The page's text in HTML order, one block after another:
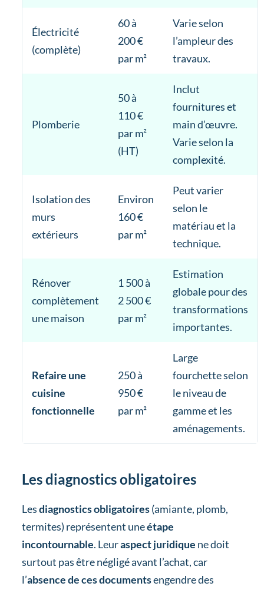
Électricité
(complète)
60 à
200 €
par m²
Varie selon
l’ampleur des
travaux.
Plomberie
50 à
110 €
par m²
(HT)
Inclut
fournitures et
main d’œuvre.
Varie selon la
complexité.
Isolation des
murs
extérieurs
Environ
160 €
par m²
Peut varier
selon le
matériau et la
technique.
Rénover
complètement
une maison
1 500 à
2 500 €
par m²
Estimation
globale pour des
transformations
importantes.
Refaire une
cuisine
fonctionnelle
250 à
950 €
par m²
Large
fourchette selon
le niveau de
gamme et les
aménagements.
Les diagnostics obligatoires
Lesdiagnostics obligatoires(amiante, plomb,
termites) représentent uneétape
incontournable. Leuraspect juridique ne doit
surtout pas être négligé avant l’achat, car
l’absence de ces documentsengendre des